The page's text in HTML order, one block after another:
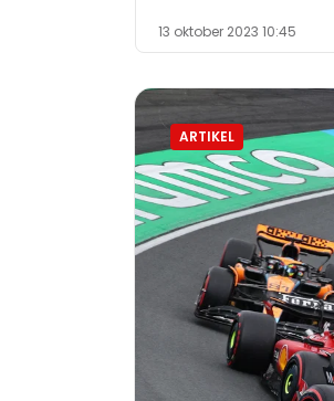
13 oktober 2023 10:45
ARTIKEL